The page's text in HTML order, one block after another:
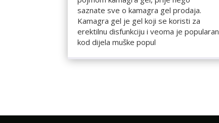
saznate sve o kamagra gel prodaja.
Kamagra gel je gel koji se koristi za
erektilnu disfunkciju i veoma je popularan
kod dijela muške popul